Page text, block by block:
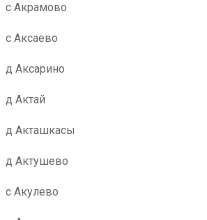
с Акрамово
с Аксаево
д Аксарино
д Актай
д Акташкасы
д Актушево
с Акулево